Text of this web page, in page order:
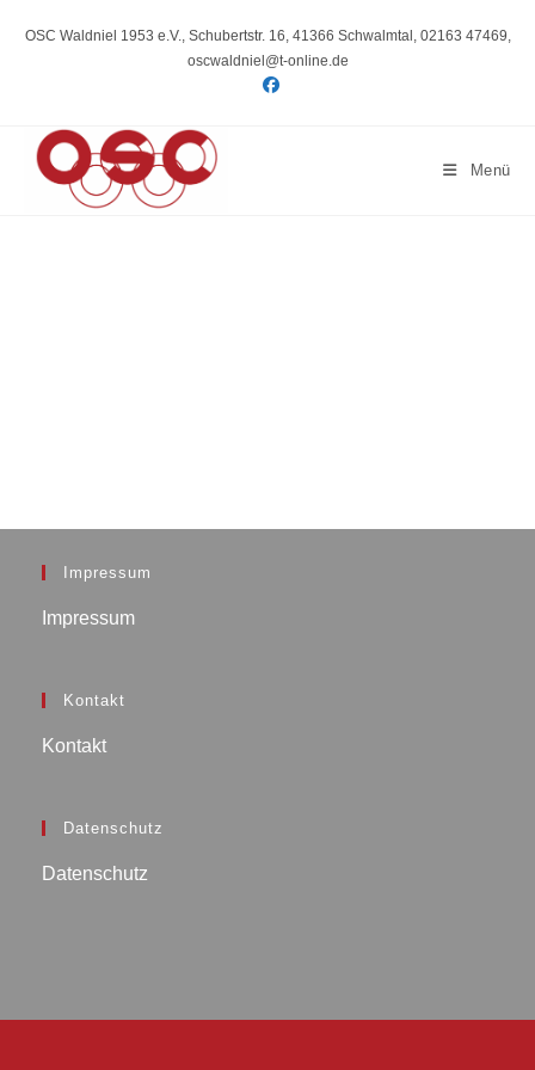
InhaltOSC Waldniel 1953 e.V., Schubertstr. 16, 41366 Schwalmtal, 02163 47469,
oscwaldniel@t-online.de
Menü
Impressum
Impressum
Kontakt
Kontakt
Datenschutz
Datenschutz